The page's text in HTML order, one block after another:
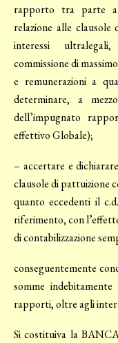
rapporto tra parte
relazione alle clausole
interessi
commissione di
e remunerazioni a
determinare, a
dell’impugnato
effettivo Globale);
– accertare e
clausole di pattuizione
quanto eccedenti il
riferimento, con
di contabilizzazione
conseguentemente
somme
rapporti, oltre agli
Si costituiva la